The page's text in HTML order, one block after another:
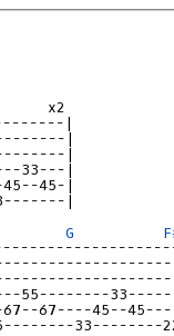
|
|
|
33---|
45-|
|
G
55--------
67----45--